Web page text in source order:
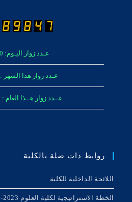
عـدد زوار اليـوم: 50
عـدد زوار هذا الشهر : 936
عــدد زوار هــذا العام : 32229
روابط ذات صلة بالكلية
اللائحة الداخلیة للكلیة
الخطة الاستراتيجية لكلية العلوم 2023-2027